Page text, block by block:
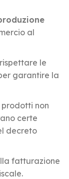
al
le
garantire la
non
certe
decreto
fatturazione